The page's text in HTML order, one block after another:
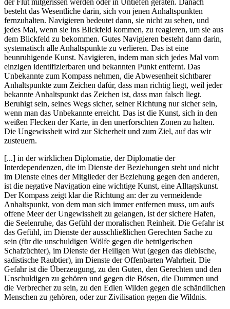
besteht das Wesentliche darin, sich von jenen Anhaltspunkten
fernzuhalten. Navigieren bedeutet dann, sie nicht zu sehen, und
jedes Mal, wenn sie ins Blickfeld kommen, zu reagieren, um sie aus
dem Blickfeld zu bekommen. Gutes Navigieren besteht dann darin,
systematisch alle Anhaltspunkte zu verlieren. Das ist eine
beunruhigende Kunst. Navigieren, indem man sich jedes Mal vom
einzigen identifizierbaren und bekannten Punkt entfernt. Das
Unbekannte zum Kompass nehmen, die Abwesenheit sichtbarer
Anhaltspunkte zum Zeichen dafür, dass man richtig liegt, weil jeder
bekannte Anhaltspunkt das Zeichen ist, dass man falsch liegt.
Beruhigt sein, seines Wegs sicher, seiner Richtung nur sicher sein,
wenn man das Unbekannte erreicht. Das ist die Kunst, sich in den
weißen Flecken der Karte, in den unerforschten Zonen zu halten.
Die Ungewissheit wird zur Sicherheit und zum Ziel, auf das wir
zusteuern.
[...] in der wirklichen Diplomatie, der Diplomatie der
Interdependenzen, die im Dienste der Beziehungen steht und nicht
im Dienste eines der Mitglieder der Beziehung gegen den anderen,
ist die negative Navigation eine wichtige Kunst, eine Alltagskunst.
Der Kompass zeigt klar die Richtung an: der zu vermeidende
Anhaltspunkt, von dem man sich immer entfernen muss, um aufs
offene Meer der Ungewissheit zu gelangen, ist der sichere Hafen,
die Seelenruhe, das Gefühl der moralischen Reinheit. Die Gefahr ist
das Gefühl, im Dienste der ausschließlichen Gerechten Sache zu
sein (für die unschuldigen Wölfe gegen die betrügerischen
Schafzüchter), im Dienste der Heiligen Wut (gegen das diebische,
sadistische Raubtier), im Dienste der Offenbarten Wahrheit. Die
Gefahr ist die Überzeugung, zu den Guten, den Gerechten und den
Unschuldigen zu gehören und gegen die Bösen, die Dummen und
die Verbrecher zu sein, zu den Edlen Wilden gegen die schändlichen
Menschen zu gehören, oder zur Zivilisation gegen die Wildnis.